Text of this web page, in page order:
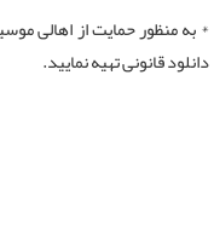
* به منظور حمایت از اهالی
دانلود قانونی تهیه نمایید.